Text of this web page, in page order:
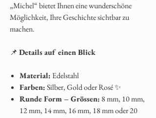
„Michel“ bietet Ihnen eine wunderschöne
Möglichkeit, Ihre Geschichte sichtbar zu
machen.
📌 Details auf einen Blick
Material: Edelstahl
Farben:Silber, Gold oder Rosé ✨
Runde Form – Grössen: 8 mm, 10 mm,
12 mm, 14 mm, 16 mm, 18 mm oder 20